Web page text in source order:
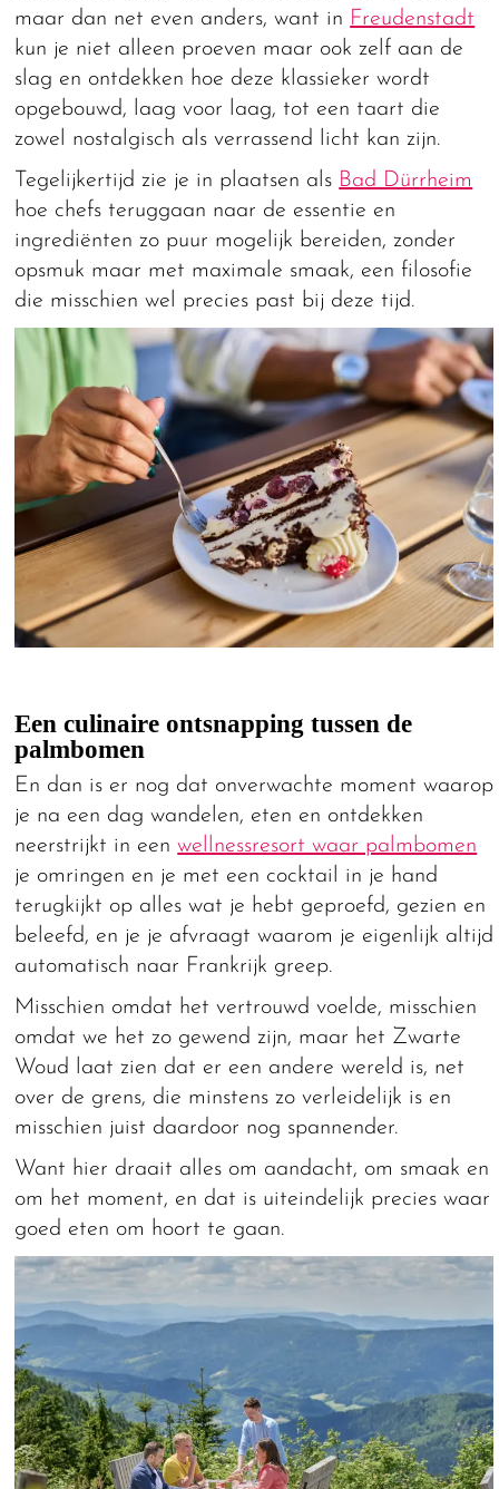
maar dan net even anders, want in Freudenstadt
kun je niet alleen proeven maar ook zelf aan de
slag en ontdekken hoe deze klassieker wordt
opgebouwd, laag voor laag, tot een taart die
zowel nostalgisch als verrassend licht kan zijn.
Tegelijkertijd zie je in plaatsen als Bad Dürrheim
hoe chefs teruggaan naar de essentie en
ingrediënten zo puur mogelijk bereiden, zonder
opsmuk maar met maximale smaak, een filosofie
die misschien wel precies past bij deze tijd.
Een culinaire ontsnapping tussen de
palmbomen
En dan is er nog dat onverwachte moment waarop
je na een dag wandelen, eten en ontdekken
neerstrijkt in eenwellnessresort waar palmbomen
je omringen en je met een cocktail in je hand
terugkijkt op alles wat je hebt geproefd, gezien en
beleefd, en je je afvraagt waarom je eigenlijk altijd
automatisch naar Frankrijk greep.
Misschien omdat het vertrouwd voelde, misschien
omdat we het zo gewend zijn, maar het Zwarte
Woud laat zien dat er een andere wereld is, net
over de grens, die minstens zo verleidelijk is en
misschien juist daardoor nog spannender.
Want hier draait alles om aandacht, om smaak en
om het moment, en dat is uiteindelijk precies waar
goed eten om hoort te gaan.